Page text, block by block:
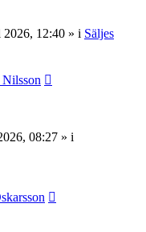
2026, 12:40 » i Säljes
08:27 » i